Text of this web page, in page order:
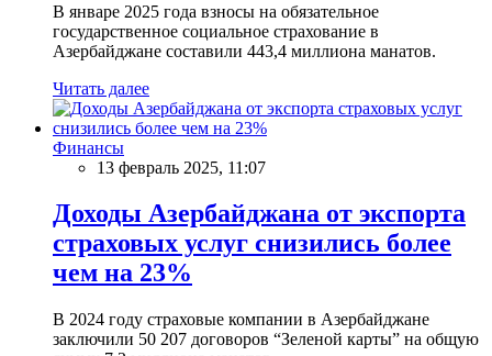
В январе 2025 года взносы на обязательное
государственное социальное страхование в
Азербайджане составили 443,4 миллиона манатов.
Читать далее
Финансы
13 февраль 2025, 11:07
Доходы Азербайджана от экспорта
страховых услуг снизились более
чем на 23%
В 2024 году страховые компании в Азербайджане
заключили 50 207 договоров “Зеленой карты” на общую